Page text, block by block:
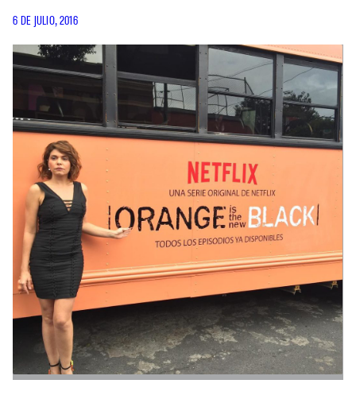
6 DE JULIO, 2016